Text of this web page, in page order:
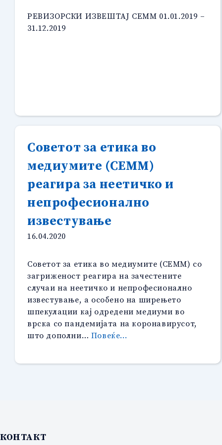
РЕВИЗОРСКИ ИЗВЕШТАЈ СЕММ 01.01.2019 –
31.12.2019
Советот за етика во
медиумите (СЕММ)
реагира за неетичко и
непрофесионално
известување
16.04.2020
Советот за етика во медиумите (СЕММ) со
загриженост реагира на зачестените
случаи на неетичко и непрофесионално
известување, а особено на ширењето
шпекулации кај одредени медиуми во
врска со пандемијата на коронавирусот,
што дополни… Повеќе...
КОНТАКТ